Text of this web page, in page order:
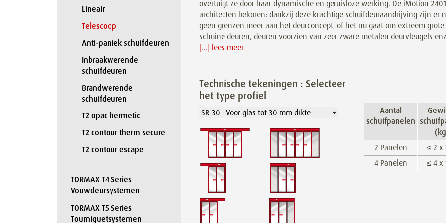
Lineair
Telescoop
Anti-paniek schuifdeuren
Inbraakwerende
schuifdeuren
Brandwerende
schuifdeuren
T2 opac hermetic
T2 contour therm secure
T2 contour escape
TORMAX T4 Series
Vouwdeursystemen
TORMAX T5 Series
Tourniquetsystemen
overtuigt ze door haar dynamische en geruisloze werking. De iMotion
architecten bekoren: dankzij deze krachtige schuifdeuraandrijving zijn er
geen grenzen meer aan het deurconcept, of het nu gaat om extreem grote
schuine deuren, deuren voorzien van zeer zware metalen deurvleugels
[...] lees meer
Technische tekeningen : Selecteer
het type profiel
Aantal
schuifpanelen
2 Panelen
≤ 2 x
4 Panelen
≤ 4 x